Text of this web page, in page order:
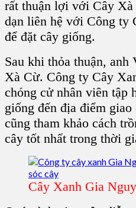
rất thuận lợi với Cây
dạn liên hệ với Công ty
để đặt cây giống.
Sau khi thỏa thuận, anh
Xà Cừ. Công ty Cây
chóng cử nhân viên tập
giống đến địa điểm giao
cũng tham khảo cách
cây tốt nhất trong thời
Cây Xanh Gia